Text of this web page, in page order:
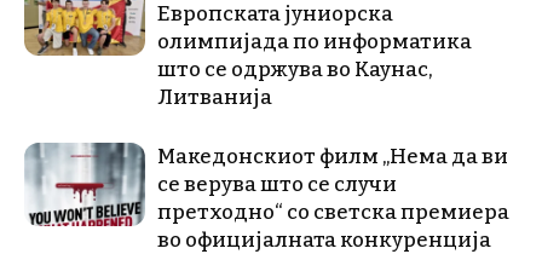
Европската јуниорска
олимпијада по информатика
што се одржува во Каунас,
Литванија
Македонскиот филм „Нема да ви
се верува што се случи
претходно“ со светска премиера
во официјалната конкуренција